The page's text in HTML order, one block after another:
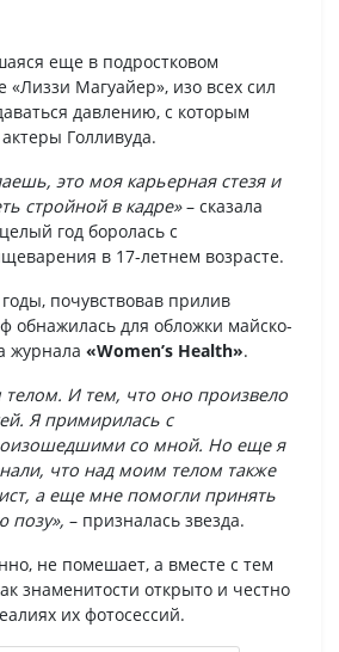
еще в подростковом
«Лиззи Магуайер», изо всех сил
давлению, с которым
Голливуда.
это моя карьерная стезя и
стройной в кадре»– сказала
год боролась с
в 17-летнем возрасте.
почувствовав прилив
обнажилась для обложки майско-
журнала «Women’s Health».
телом. И тем, что оно произвело
Я примирилась с
со мной. Но еще я
что над моим телом также
а еще мне помогли принять
позу», – призналась звезда.
не помешает, а вместе с тем
знаменитости открыто и честно
их фотосессий.